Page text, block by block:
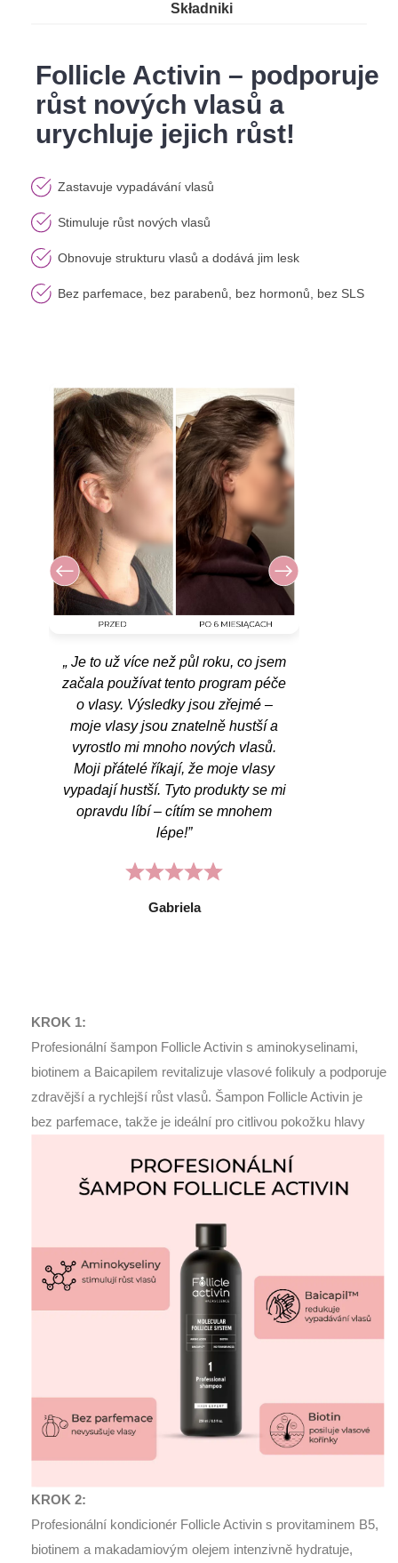
Składniki
Follicle Activin – podporuje
růst nových vlasů a
urychluje jejich růst!
Zastavuje vypadávání vlasů
Stimuluje růst nových vlasů
Obnovuje strukturu vlasů a dodává jim lesk
Bez parfemace, bez parabenů, bez hormonů, bez SLS
„ Je to už více než půl roku, co jsem
začala používat tento program péče
o vlasy. Výsledky jsou zřejmé –
moje vlasy jsou znatelně hustší a
vyrostlo mi mnoho nových vlasů.
Moji přátelé říkají, že moje vlasy
vypadají hustší. Tyto produkty se mi
opravdu líbí – cítím se mnohem
lépe!”
Gabriela
KROK 1:
Profesionální šampon Follicle Activin s aminokyselinami,
biotinem a Baicapilem revitalizuje vlasové folikuly a podporuje
zdravější a rychlejší růst vlasů. Šampon Follicle Activin je
bez parfemace, takže je ideální pro citlivou pokožku hlavy
KROK 2:
Profesionální kondicionér Follicle Activin s provitaminem B5,
biotinem a makadamiovým olejem intenzivně hydratuje,